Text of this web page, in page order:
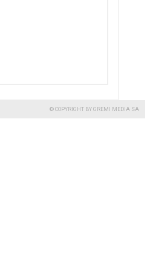
© COPYRIGHT BY GREMI MEDIA SA